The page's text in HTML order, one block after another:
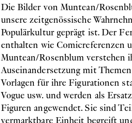
Die Bilder von Muntean/
unsere zeitgenössische
Populärkultur geprägt ist. Der
enthalten wie Comicreferenzen
Muntean/Rosenblum verstehen
Auseinandersetzung mit
Vorlagen für ihre Figurationen
Vogue usw. und werden als
Figuren angewendet. Sie sind
vermarktbare Einheit begreift